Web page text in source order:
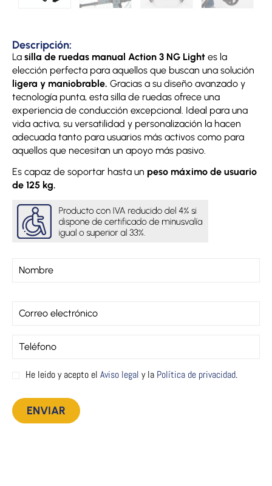
Descripción:
La silla de ruedas manual Action 3 NG Light es la
elección perfecta para aquellos que buscan una solución
ligera y maniobrable. Gracias a su diseño avanzado y
tecnología punta, esta silla de ruedas ofrece una
experiencia de conducción excepcional. Ideal para una
vida activa, su versatilidad y personalización la hacen
adecuada tanto para usuarios más activos como para
aquellos que necesitan un apoyo más pasivo.
Es capaz de soportar hasta un peso máximo de usuario
de 125 kg.
He leido y acepto el Aviso legal y la Política de privacidad.